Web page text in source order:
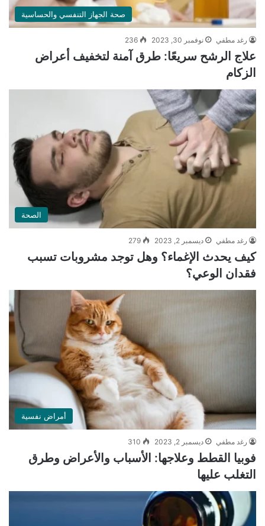
صحة الجهاز التنفسي والحساسية
رغد مطفي نوفمبر 30, 2023 236
علاج الرشح سريعًا: طرق آمنة لتخفيف أعراض
الزكام
الصحة
رغد مطفي ديسمبر 2, 2023 279
كيف يحدث الإغماء؟ وهل توجد مشروبات تسبب
فقدان الوعي؟
أمراض نفسية
رغد مطفي ديسمبر 2, 2023 310
فوبيا القطط وعلاجها: الأسباب والأعراض وطرق
التغلب عليها